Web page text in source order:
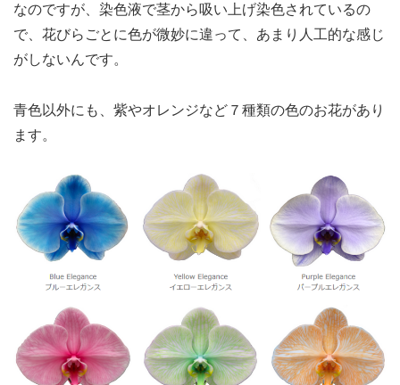
なのですが、染色液で茎から吸い上げ染色されているの
で、花びらごとに色が微妙に違って、あまり人工的な感じ
がしないんです。
青色以外にも、紫やオレンジなど７種類の色のお花があり
ます。